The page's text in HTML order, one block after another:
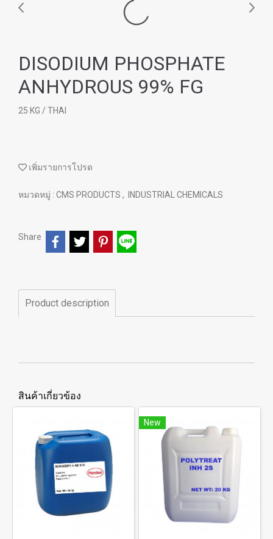
DISODIUM PHOSPHATE
ANHYDROUS 99% FG
25 KG / THAI
เพิ่มรายการโปรด
หมวดหมู่ : CMS PRODUCTS , INDUSTRIAL CHEMICALS
Share
Product description
สินค้าเกี่ยวข้อง
New